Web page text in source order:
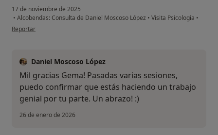
17 de noviembre de 2025
• Alcobendas: Consulta de Daniel Moscoso López • Visita Psicología •
en opinión del usuario Gema H
Reportar
Daniel Moscoso López
Mil gracias Gema! Pasadas varias sesiones,
puedo confirmar que estás haciendo un trabajo
genial por tu parte. Un abrazo! :)
26 de enero de 2026